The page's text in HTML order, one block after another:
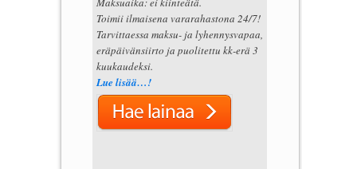
Toimii ilmaisena vararahastona 24/7!
Tarvittaessa maksu- ja lyhennysvapaa,
eräpäivänsiirto ja puolitettu kk-erä 3
kuukaudeksi.
Lue lisää…!